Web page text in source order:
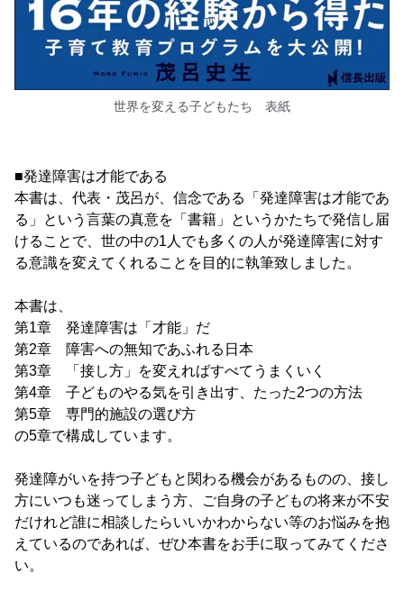
世界を変える子どもたち 表紙
■発達障害は才能である
本書は、代表・茂呂が、信念である「発達障害は才能であ
る」という言葉の真意を「書籍」というかたちで発信し届
けることで、世の中の1人でも多くの人が発達障害に対す
る意識を変えてくれることを目的に執筆致しました。
本書は、
第1章 発達障害は「才能」だ
第2章 障害への無知であふれる日本
第3章 「接し方」を変えればすべてうまくいく
第4章 子どものやる気を引き出す、たった2つの方法
第5章 専門的施設の選び方
の5章で構成しています。
発達障がいを持つ子どもと関わる機会があるものの、接し
方にいつも迷ってしまう方、ご自身の子どもの将来が不安
だけれど誰に相談したらいいかわからない等のお悩みを抱
えているのであれば、ぜひ本書をお手に取ってみてくださ
い。